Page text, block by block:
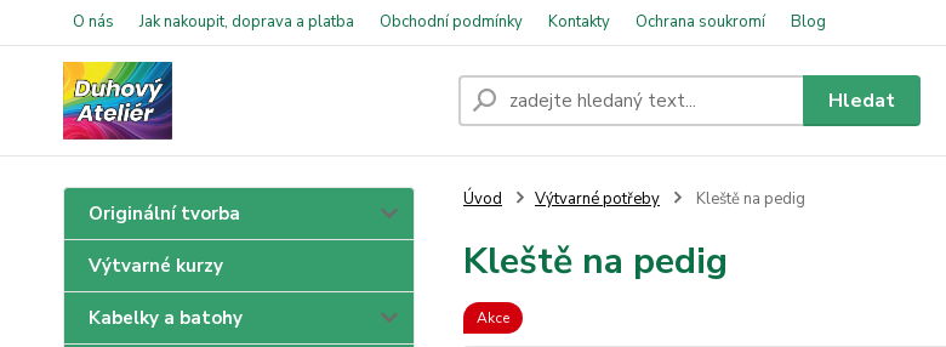
O nás Jak nakoupit, doprava a platba Obchodní podmínky Kontakty Ochrana soukromí Blog
Hledat
Originální tvorba
Výtvarné kurzy
Kabelky a batohy
Úvod Výtvarné potřeby Kleště na pedig
Kleště na pedig
Akce